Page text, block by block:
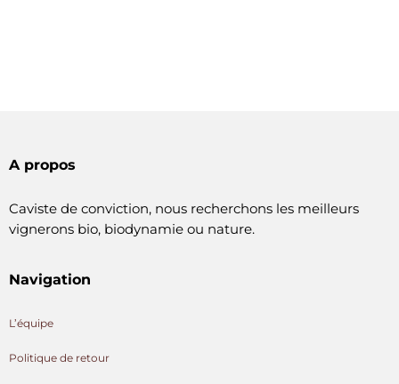
A propos
Caviste de conviction, nous recherchons les meilleurs
vignerons bio, biodynamie ou nature.
Navigation
L’équipe
Politique de retour